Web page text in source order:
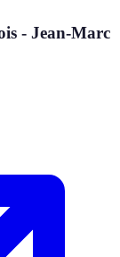
- Jean-Marc